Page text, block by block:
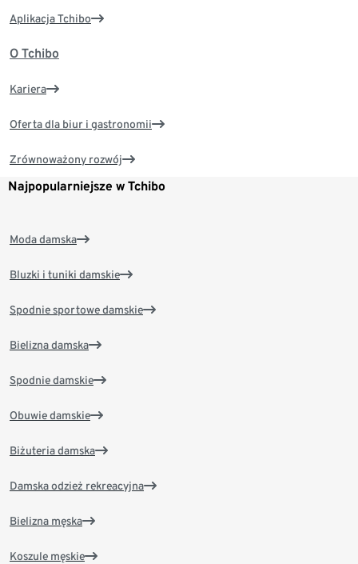
Aplikacja Tchibo
O Tchibo
Kariera
Oferta dla biur i gastronomii
Zrównoważony rozwój
Najpopularniejsze w Tchibo
Moda damska
Bluzki i tuniki damskie
Spodnie sportowe damskie
Bielizna damska
Spodnie damskie
Obuwie damskie
Biżuteria damska
Damska odzież rekreacyjna
Bielizna męska
Koszule męskie